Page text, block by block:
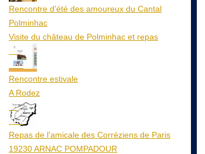
Rencontre d'été des amoureux du Cantal
Polminhac
Visite du château de Polminhac et repas
12
Aoû
Rencontre estivale
A Rodez
23
Aoû
Repas de l'amicale des Corréziens de Paris
19230 ARNAC POMPADOUR